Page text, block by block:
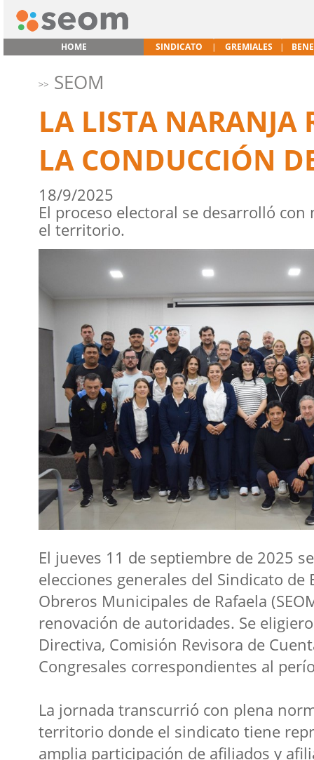
HOME SINDICATO GREMIALES
SEOM
LA LISTA NARANJA
LA CONDUCCIÓN
18/9/2025
El proceso electoral se desarrolló
el territorio.
El jueves 11 de septiembre de 2025
elecciones generales del Sindicato de
Obreros Municipales de Rafaela
renovación de autoridades. Se
Directiva, Comisión Revisora de
Congresales correspondientes al
La jornada transcurrió con plena
territorio donde el sindicato tiene
amplia participación de afiliados y